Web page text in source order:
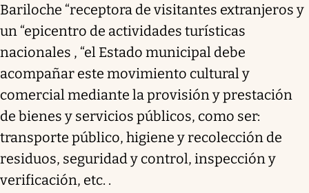
Bariloche “receptora de visitantes extranjeros y
un “epicentro de actividades turísticas
nacionales , “el Estado municipal debe
acompañar este movimiento cultural y
comercial mediante la provisión y prestación
de bienes y servicios públicos, como ser:
transporte público, higiene y recolección de
residuos, seguridad y control, inspección y
verificación, etc. .